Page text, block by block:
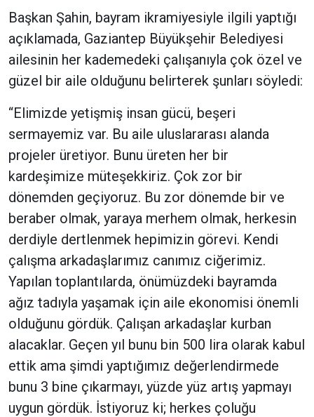
Başkan Şahin, bayram ikramiyesiyle ilgili yaptığı
açıklamada, Gaziantep Büyükşehir Belediyesi
ailesinin her kademedeki çalışanıyla çok özel ve
güzel bir aile olduğunu belirterek şunları söyledi:
“Elimizde yetişmiş insan gücü, beşeri
sermayemiz var. Bu aile uluslararası alanda
projeler üretiyor. Bunu üreten her bir
kardeşimize müteşekkiriz. Çok zor bir
dönemden geçiyoruz. Bu zor dönemde bir ve
beraber olmak, yaraya merhem olmak, herkesin
derdiyle dertlenmek hepimizin görevi. Kendi
çalışma arkadaşlarımız canımız ciğerimiz.
Yapılan toplantılarda, önümüzdeki bayramda
ağız tadıyla yaşamak için aile ekonomisi önemli
olduğunu gördük. Çalışan arkadaşlar kurban
alacaklar. Geçen yıl bunu bin 500 lira olarak kabul
ettik ama şimdi yaptığımız değerlendirmede
bunu 3 bine çıkarmayı, yüzde yüz artış yapmayı
uygun gördük. İstiyoruz ki; herkes çoluğu